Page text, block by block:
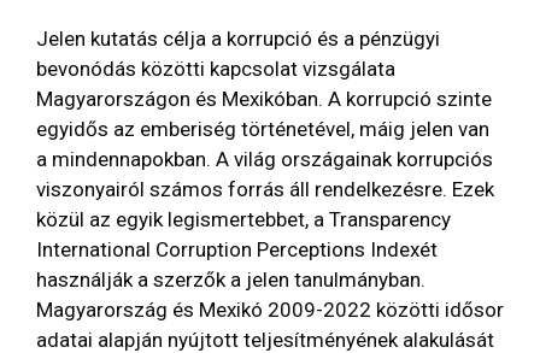
Jelen kutatás célja a korrupció és a pénzügyi
bevonódás közötti kapcsolat vizsgálata
Magyarországon és Mexikóban. A korrupció szinte
egyidős az emberiség történetével, máig jelen van
a mindennapokban. A világ országainak korrupciós
viszonyairól számos forrás áll rendelkezésre. Ezek
közül az egyik legismertebbet, a Transparency
International Corruption Perceptions Indexét
használják a szerzők a jelen tanulmányban.
Magyarország és Mexikó 2009-2022 közötti idősor
adatai alapján nyújtott teljesítményének alakulását